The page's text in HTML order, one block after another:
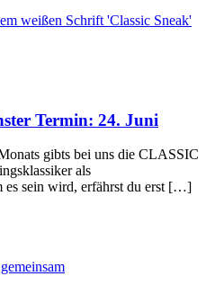
Termin: 24. Juni
gibts bei uns die CLASSIC
als
es sein wird, erfährst du erst […]